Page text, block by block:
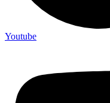
Youtube